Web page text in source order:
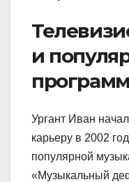
и
Ургант Иван
карьеру в 2002
популярной
«Музыкальный